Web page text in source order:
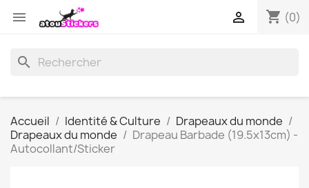
 shopping_cart (0)

search
Accueil Identité & Culture
Drapeaux du monde
Drapeaux du monde
Drapeau Barbade (19.5x13cm) -
Autocollant/Sticker